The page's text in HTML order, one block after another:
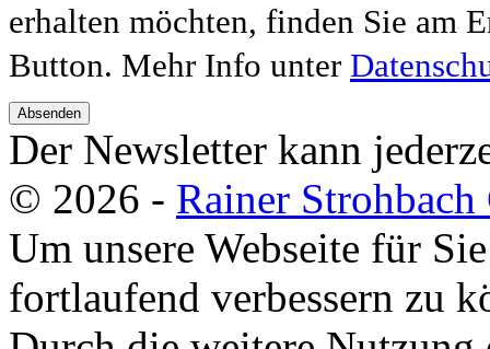
erhalten möchten, finden Sie am
Button. Mehr Info unter
Absenden
Der Newsletter kann
© 2026 - Rainer
Um unsere Webseite für
fortlaufend verbessern zu